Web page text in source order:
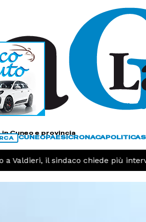
Cuneo e provincia
CUNEOPAESICRONACAPOLITICA
Valdieri, il sindaco chiede più